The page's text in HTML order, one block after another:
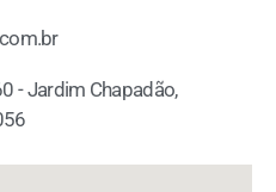
- Jardim Chapadão,